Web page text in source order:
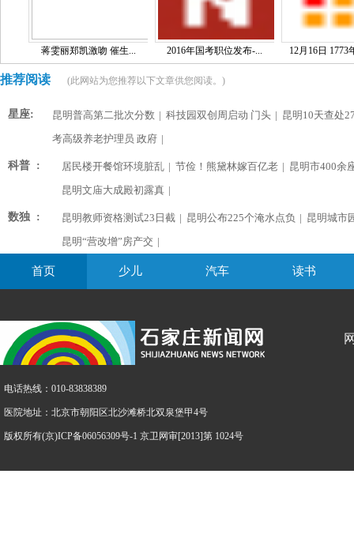
蒋雯丽郑凯激吻 催生... 2016年国考职位发布-... 12月16日 1773
推荐阅读 (此网站为您推荐以下文章供您阅读。)
星座: 昆明普高第二批次分数 | 科技园双创周启动 门头 | 昆明10天查处
考高级养老护理员 政府 |
科普 : 居民楼开餐馆环境脏乱 | 节俭！熊黛林嫁百亿老 | 昆明市400余
昆明文庙大成殿初露真 |
数独 : 昆明教师资格测试23日截 | 昆明公布225个淹水点负 | 昆明城市
昆明“营改增”房产交 |
首页 少儿 汽车 读书
电话热线：010-83838389
医院地址：北京市朝阳区北沙滩桥北双泉堡甲4号
版权所有(京)ICP备06056309号-1 京卫网审[2013]第 1024号